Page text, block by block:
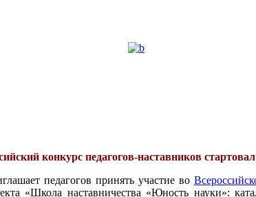
конкурс педагогов-наставников
педагогов принять участие во
«Школа наставничества «Юность науки»: